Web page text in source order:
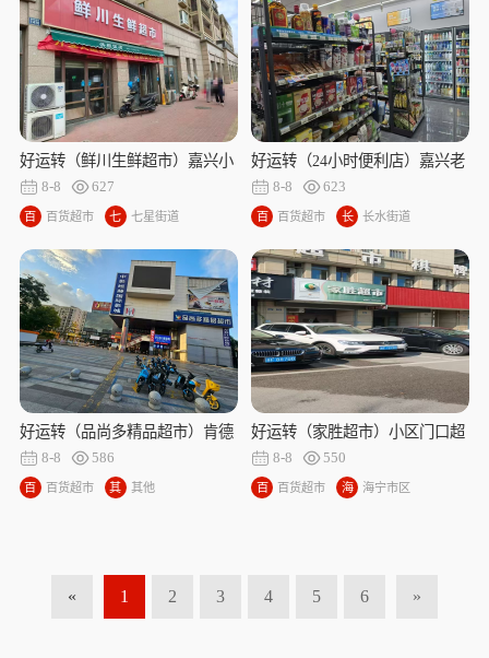
市
道
市
道
好运转（鲜川生鲜超市）嘉兴小
区门口唯独生鲜店转让
8-8 627
百
超
市
百货超市
七
道
七星街道
好运转（24小时便利店）嘉兴老
万达对面24小时便利店转让
8-8 623
百
超
市
百货超市
长
街
道
长水街道
好运转（品尚多精品超市）肯德
基隔壁超市转让、日常营收3万+
8-8 586
百
百货超市
其
其他
好运转（家胜超市）小区门口超
市转让，年租40000
8-8 550
百
百货超市
海
海宁市区
« 1 2 3 4 5 6 »